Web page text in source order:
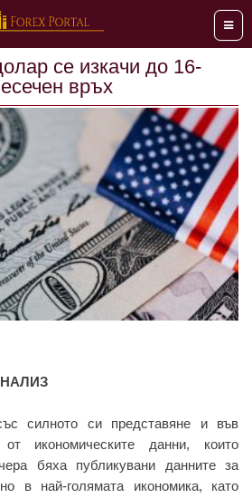
Меню
се изкачи до 16-
връх
силното си представяне и във
от икономическите данни, които
бяха публикувани данните за
в най-голямата икономика, като